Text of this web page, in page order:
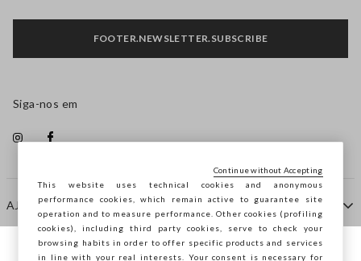
AJUDA
FOOTER.NEWSLETTER.SUBSCRIBE
Siga-nos em
This website uses technical cookies and anonymous
performance cookies, which remain active to guarantee site
operation and to measure performance. Other cookies (profiling
cookies), including third party cookies, serve to check your
browsing habits in order to offer specific products and services
in line with your real interests. Your consent is necessary for
Continue without Accepting